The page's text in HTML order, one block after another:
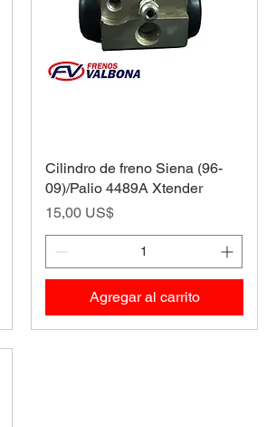
Cilindro de freno Siena (96-
09)/Palio 4489A Xtender
Precio
15,00 US$
Agregar al carrito